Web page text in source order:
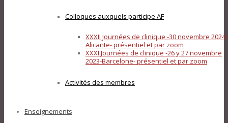
Colloques auxquels participe AF
XXXII Journées de clinique -30 novembre 2024-
Alicante- présentiel et par zoom
XXXI Journées de clinique -26 y 27 novembre
2023-Barcelone- présentiel et par zoom
Activités des membres
Enseignements